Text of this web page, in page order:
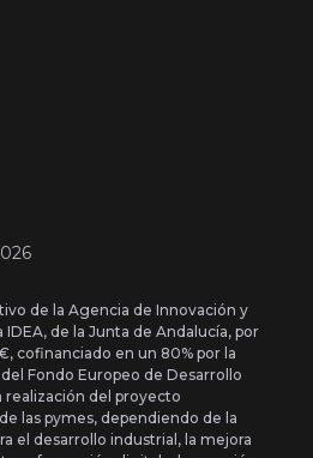
de la Agencia de Innovación y
de la Junta de Andalucía, por
cofinanciado en un 80% por la
Fondo Europeo de Desarrollo
realización del proyecto
las pymes, dependiendo de la
el desarrollo industrial, la mejora